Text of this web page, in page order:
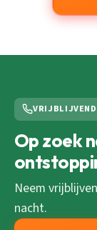
Op zoek
Neem
nacht.